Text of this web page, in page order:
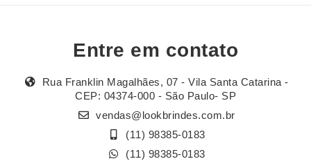
Entre em contato
Rua Franklin Magalhães, 07 - Vila Santa Catarina -
CEP: 04374-000 - São Paulo- SP
vendas@lookbrindes.com.br
(11) 98385-0183
(11) 98385-0183